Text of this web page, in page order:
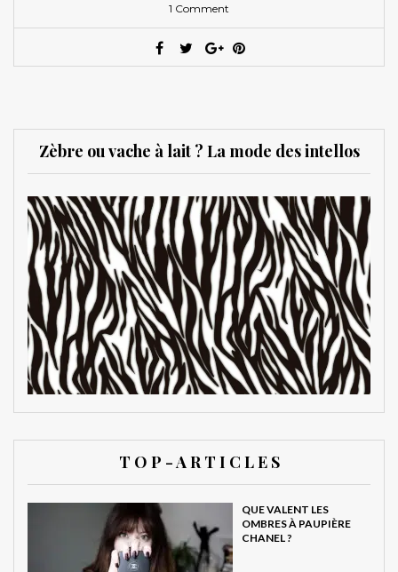
1 Comment
Zèbre ou vache à lait ? La mode des intellos
T O P - A R T I C L E S
QUE VALENT LES
OMBRES À PAUPIÈRE
CHANEL ?